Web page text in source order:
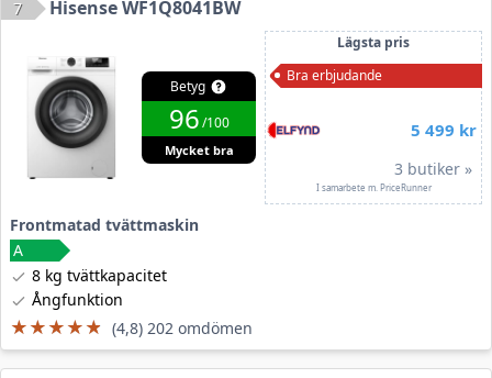
7 Hisense WF1Q8041BW
Betyg
96/100
Mycket bra
Lägsta pris
Bra erbjudande
5 499 kr
3 butiker »
I samarbete m. PriceRunner
Frontmatad tvättmaskin
8 kg tvättkapacitet
Ångfunktion
★★★★★
★★★★★ (4,8) 202 omdömen